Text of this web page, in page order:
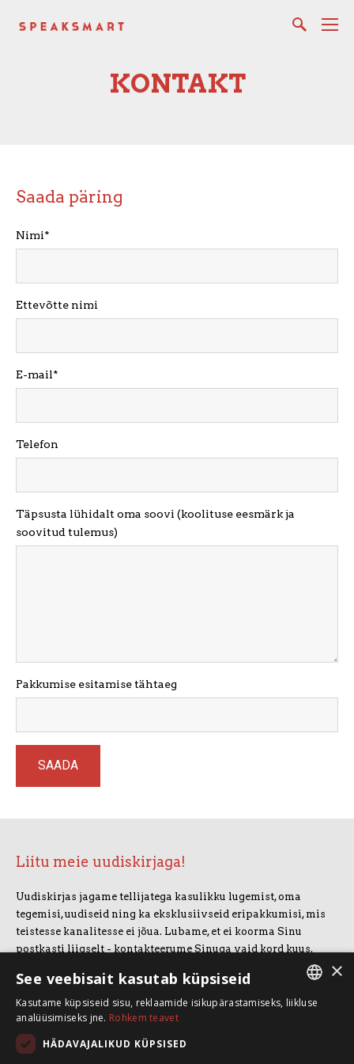
KONTAKT
Saada päring
Nimi
Ettevõtte nimi
E-mail
Telefon
Täpsusta lühidalt oma soovi (koolituse eesmärk ja
soovitud tulemus)
Pakkumise esitamise tähtaeg
Liitu meie uudiskirjaga!
Uudiskirjas jagame tellijatega kasulikku lugemist, oma
tegemisi, uudiseid ning ka eksklusiivseid eripakkumisi, mis
teistesse kanalitesse ei jõua. Lubame, et ei koorma Sinu
postkasti liigselt - kontakteerume Sinuga vaid kord kuus.
LIITUN UUDISKIRJAGA
×
See veebisait kasutab küpsiseid
Kasutame küpsiseid sisu, reklaamide isikupärastamiseks, liikluse
analüüsimiseks jne. Rohkem teavet
HÄDAVAJALIKUD KÜPSISED